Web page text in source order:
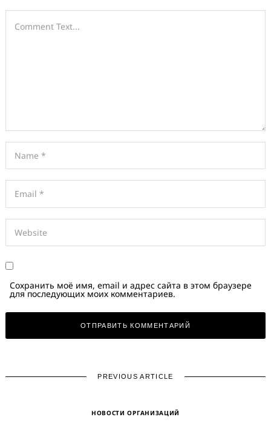
Сохранить моё имя, email и адрес сайта в этом браузере
для последующих моих комментариев.
PREVIOUS ARTICLE
НОВОСТИ ОРГАНИЗАЦИЙ